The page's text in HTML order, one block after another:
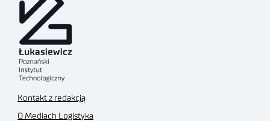
Kontakt z redakcją
O Mediach Logistyka